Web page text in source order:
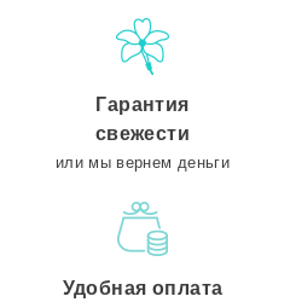
Гарантия
свежести
или мы вернем деньги
Удобная оплата